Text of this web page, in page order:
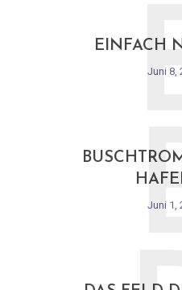
EINFACH
Juni 8,
Juni 1,